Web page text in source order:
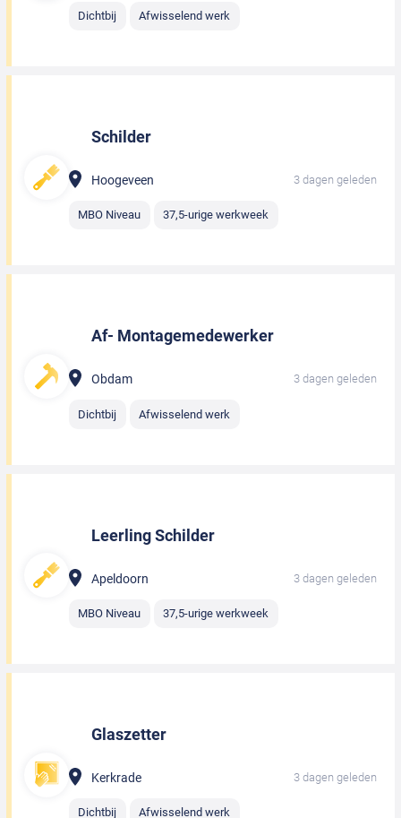
Dichtbij Afwisselend werk
Schilder
Hoogeveen 3 dagen geleden
MBO Niveau 37,5-urige werkweek
Af- Montagemedewerker
Obdam 3 dagen geleden
Dichtbij Afwisselend werk
Leerling Schilder
Apeldoorn 3 dagen geleden
MBO Niveau 37,5-urige werkweek
Glaszetter
Kerkrade 3 dagen geleden
Dichtbij Afwisselend werk